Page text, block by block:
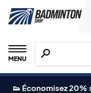
MENU
Recherche
👟 Économisez 20%